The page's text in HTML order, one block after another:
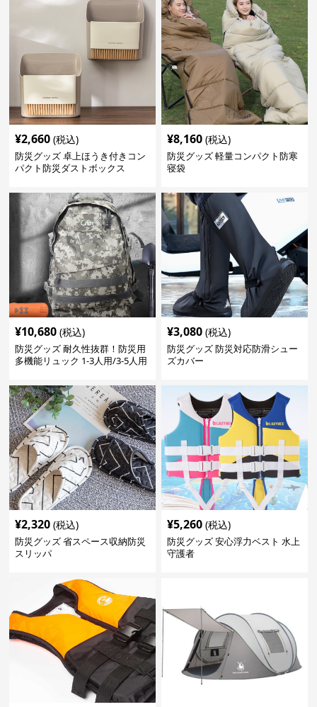
¥2,660 (税込)
防災グッズ 卓上ほうき付きコン
パクト防災ダストボックス
¥8,160 (税込)
防災グッズ 軽量コンパクト防寒
寝袋
¥10,680 (税込)
防災グッズ 耐久性抜群！防災用
多機能リュック 1-3人用/3-5人用
¥3,080 (税込)
防災グッズ 防災対応防滑シュー
ズカバー
¥2,320 (税込)
防災グッズ 省スペース収納防災
スリッパ
¥5,260 (税込)
防災グッズ 安心浮力ベスト 水上
守護者